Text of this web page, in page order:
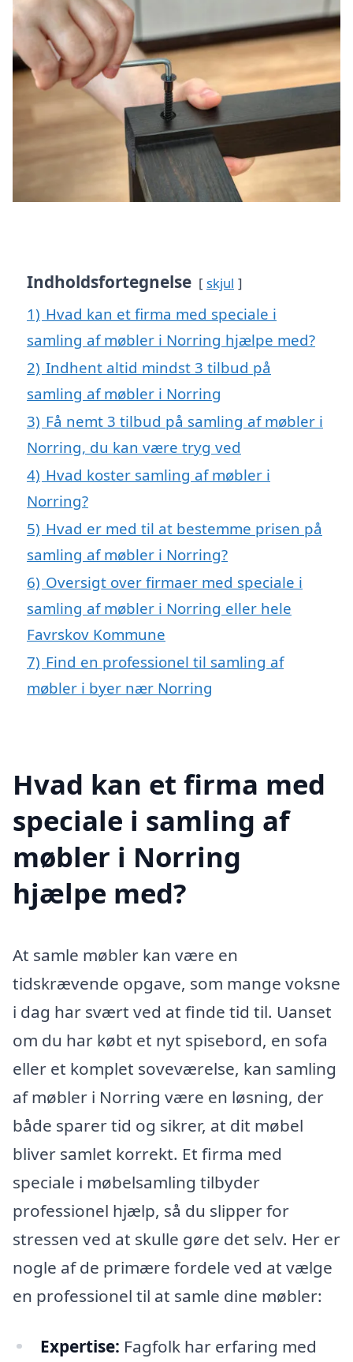
Indholdsfortegnelse skjul
1) Hvad kan et firma med speciale i
samling af møbler i Norring hjælpe med?
2) Indhent altid mindst 3 tilbud på
samling af møbler i Norring
3) Få nemt 3 tilbud på samling af møbler i
Norring, du kan være tryg ved
4) Hvad koster samling af møbler i
Norring?
5) Hvad er med til at bestemme prisen på
samling af møbler i Norring?
6) Oversigt over firmaer med speciale i
samling af møbler i Norring eller hele
Favrskov Kommune
7) Find en professionel til samling af
møbler i byer nær Norring
Hvad kan et firma med
speciale i samling af
møbler i Norring
hjælpe med?
At samle møbler kan være en
tidskrævende opgave, som mange voksne
i dag har svært ved at finde tid til. Uanset
om du har købt et nyt spisebord, en sofa
eller et komplet soveværelse, kan samling
af møbler i Norring være en løsning, der
både sparer tid og sikrer, at dit møbel
bliver samlet korrekt. Et firma med
speciale i møbelsamling tilbyder
professionel hjælp, så du slipper for
stressen ved at skulle gøre det selv. Her er
nogle af de primære fordele ved at vælge
en professionel til at samle dine møbler:
Expertise: Fagfolk har erfaring med